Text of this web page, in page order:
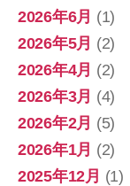
2026年6月 (1)
2026年5月 (2)
2026年4月 (2)
2026年3月 (4)
2026年2月 (5)
2026年1月 (2)
2025年12月 (1)